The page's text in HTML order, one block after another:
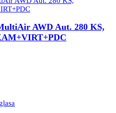
AWD Aut. 280 KS,